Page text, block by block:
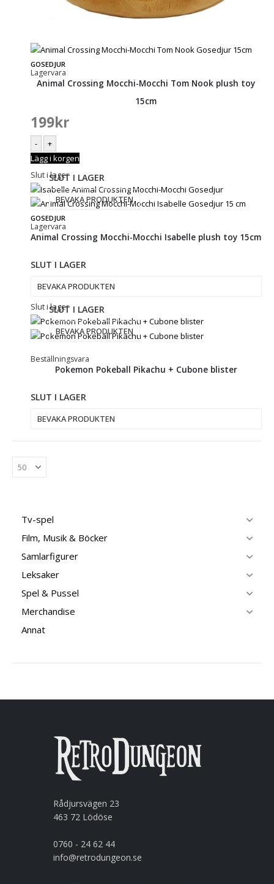
GOSEDJUR
Lagervara
Animal Crossing Mocchi-Mocchi Tom Nook plush toy
15cm
199kr
-
+
Lägg i korgen
Slut i lager
GOSEDJUR
Lagervara
SLUT I LAGER
BEVAKA PRODUKTEN
Animal Crossing Mocchi-Mocchi Isabelle plush toy 15cm
SLUT I LAGER
BEVAKA PRODUKTEN
Slut i lager
Beställningsvara
SLUT I LAGER
BEVAKA PRODUKTEN
Pokemon Pokeball Pikachu + Cubone blister
SLUT I LAGER
BEVAKA PRODUKTEN
Tv-spel
Film, Musik & Böcker
Samlarfigurer
Leksaker
Spel & Pussel
Merchandise
Annat
Rådjursvägen 23
463 72 Lödöse
0760 - 24 62 44
info@retrodungeon.se